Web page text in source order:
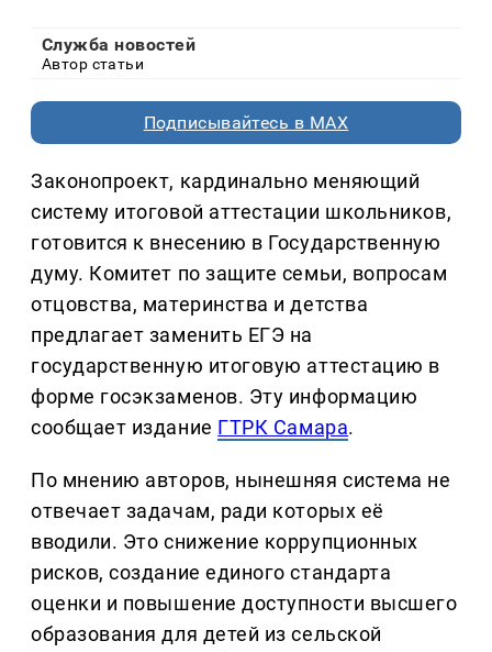
Служба новостей
Автор статьи
Подписывайтесь в MAX
Законопроект, кардинально меняющий
систему итоговой аттестации школьников,
готовится к внесению в Государственную
думу. Комитет по защите семьи, вопросам
отцовства, материнства и детства
предлагает заменить ЕГЭ на
государственную итоговую аттестацию в
форме госэкзаменов. Эту информацию
сообщает издание ГТРК Самара.
По мнению авторов, нынешняя система не
отвечает задачам, ради которых её
вводили. Это снижение коррупционных
рисков, создание единого стандарта
оценки и повышение доступности высшего
образования для детей из сельской